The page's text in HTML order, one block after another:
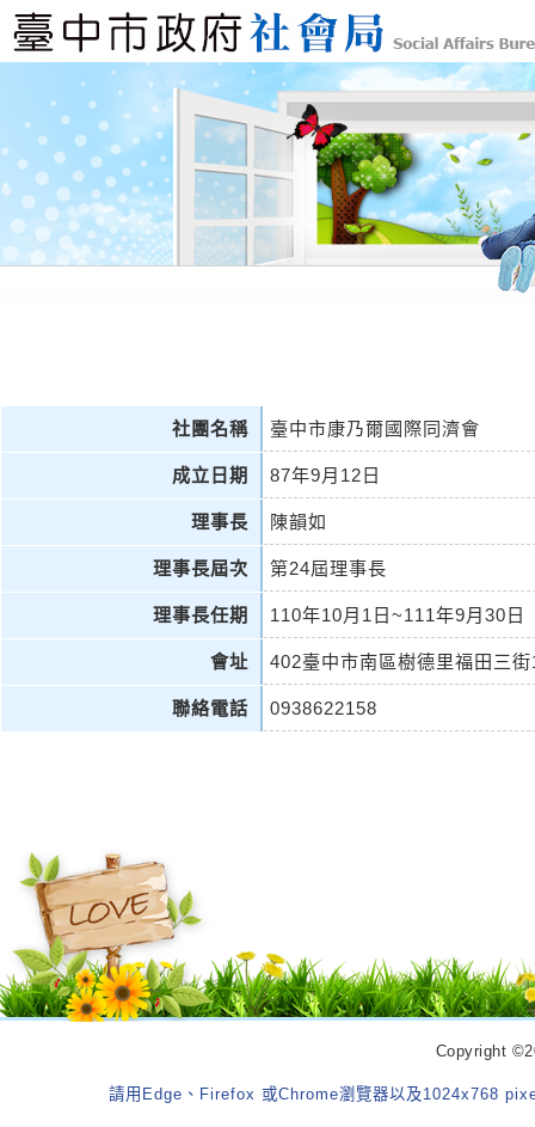
社團名稱 臺中市康乃爾國際同濟會
成立日期 87年9月12日
理事長 陳韻如
理事長屆次 第24屆理事長
理事長任期 110年10月1日~111年9月30日
會址 402臺中市南區樹德里福田三
聯絡電話 0938622158
Copyright
請用Edge、Firefox 或Chrome瀏覽器以及1024x768